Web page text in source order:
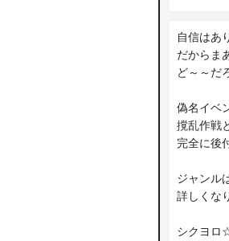
自信はあ
だからま
ど～～だ
偽名イベ
撹乱作戦
完全に後
ジャンル
詳しくな
シクヨロ